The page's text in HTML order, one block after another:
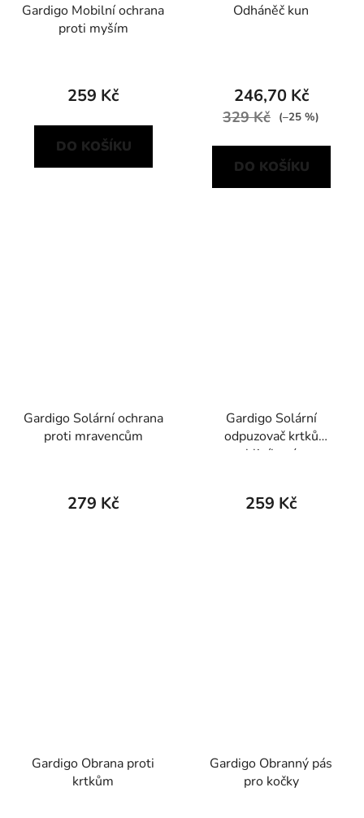
Gardigo Mobilní ochrana
proti myším
259 Kč
DO KOŠÍKU
Odháněč kun
246,70 Kč
329 Kč (–25 %)
DO KOŠÍKU
Gardigo Solární ochrana
proti mravencům
279 Kč
Gardigo Solární
odpuzovač krtků
hliníkový
259 Kč
Gardigo Obrana proti
krtkům
Gardigo Obranný pás
pro kočky